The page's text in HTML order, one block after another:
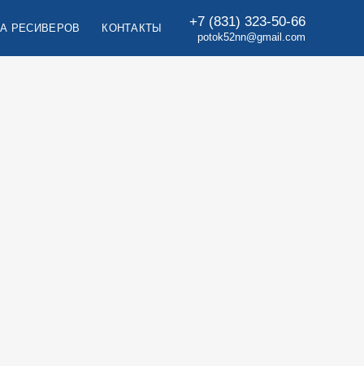
РЕСИВЕРОВ КОНТАКТЫ +7 (831) 323-50-66
potok52nn@gmail.com